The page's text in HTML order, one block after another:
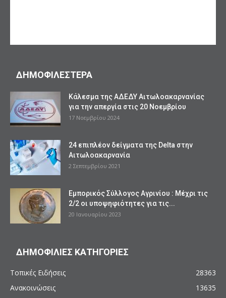
ΔΗΜΟΦΙΛΕΣΤΕΡΑ
Kάλεσμα της ΑΔΕΔΥ Αιτωλοακαρνανίας
για την απεργία στις 20 Νοεμβρίου
17 Νοεμβρίου 2024
24 επιπλέον δείγματα της Delta στην
Αιτωλοακαρνανία
2 Σεπτεμβρίου 2021
Εμπορικός Σύλλογος Αγρινίου : Μέχρι τις
2/2 οι υποψηφιότητες για τις...
20 Ιανουαρίου 2023
ΔΗΜΟΦΙΛΙΕΣ ΚΑΤΗΓΟΡΙΕΣ
Τοπικές Ειδήσεις
28363
Ανακοινώσεις
13635